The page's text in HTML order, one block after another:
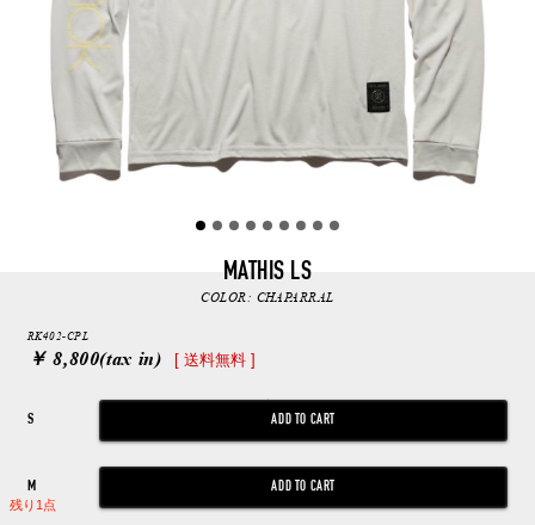
MATHIS LS
COLOR: CHAPARRAL
RK402-CPL
￥ 8,800(tax in) [ 送料無料 ]
S
M
残り1点